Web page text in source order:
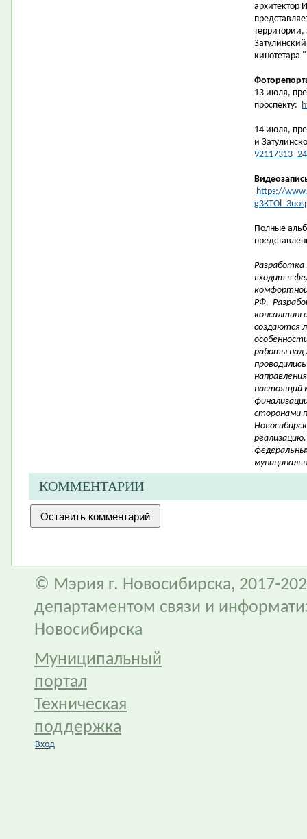
архитектор
кинотетара
13 июля,
проспекту:
14 июля,
и
https://
Полные
входит в
РФ.
создаются
работы над
настоящий
сторонами
КОММЕНТАРИИ
© Мэрия г. Новосибирска, 2017-
департаментом связи и
Новосибирска
Муниципальный
портал
Техническая
поддержка
Вход